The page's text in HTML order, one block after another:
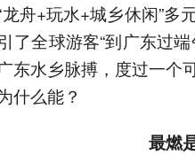
舟+玩水+城乡休闲”多
了全球游客“到广东过
东水乡脉搏，度过一个
什么能？
最燃